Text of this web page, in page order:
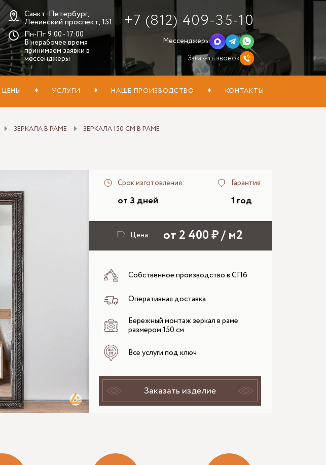
Санкт-Петербург,
Ленинский проспект, 151
Пн-Пт 9:00 - 17:00
В нерабочее время
принимаем заявки в
мессенджеры
+7 (812) 409-35-10
Мессенджеры
Заказать звонок
ЦЕНЫ УСЛУГИ НАШЕ ПРОИЗВОДСТВО КОНТАКТЫ
ЗЕРКАЛА В РАМЕ ЗЕРКАЛА 150 СМ В РАМЕ
Срок изготовления:
от 3 дней
Гарантия:
1 год
Цена: от 2 400 ₽ / м2
Собственное производство в СПб
Оперативная доставка
Бережный монтаж зеркал в раме
размером 150 см
Все услуги под ключ
Заказать изделие